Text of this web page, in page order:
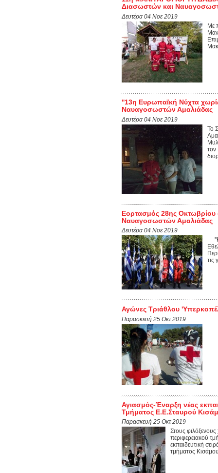
Διασωστών και
Δευτέρα 04 Νοε 2019
Με
''13η Ευρωπαϊκή Νύχτα
Ναυαγοσωστών Αμαλιάδας
Δευτέρα 04 Νοε 2019
Το
Εορτασμός 28ης
Ναυαγοσωστών Αμαλιάδας
Δευτέρα 04 Νοε 2019
τις
Αγώνες Τριάθλου
Παρασκευή 25 Οκτ 2019
Αγιασμός-Έναρξη νέας
Τμήματος Ε.Ε.Σταυρού
Παρασκευή 25 Οκτ 2019
Στους
περιφερειακού
εκπαιδευτική
τμήματος